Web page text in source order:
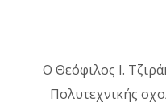
Ο Θεόφιλος Ι.
Πολυτεχνικής